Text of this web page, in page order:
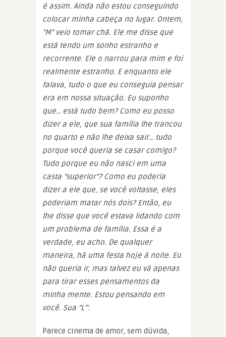
é assim. Ainda não estou conseguindo
colocar minha cabeça no lugar. Ontem,
“M” veio tomar chá. Ele me disse que
está tendo um sonho estranho e
recorrente. Ele o narrou para mim e foi
realmente estranho. E enquanto ele
falava, tudo o que eu conseguia pensar
era em nossa situação. Eu suponho
que… está tudo bem? Como eu posso
dizer a ele, que sua família lhe trancou
no quarto e não lhe deixa sair… tudo
porque você queria se casar comigo?
Tudo porque eu não nasci em uma
casta “superior”? Como eu poderia
dizer a ele que, se você voltasse, eles
poderiam matar nós dois? Então, eu
lhe disse que você estava lidando com
um problema de família. Essa é a
verdade, eu acho. De qualquer
maneira, há uma festa hoje à noite. Eu
não queria ir, mas talvez eu vá apenas
para tirar esses pensamentos da
minha mente. Estou pensando em
você. Sua “L”’.
Parece cinema de amor, sem dúvida,